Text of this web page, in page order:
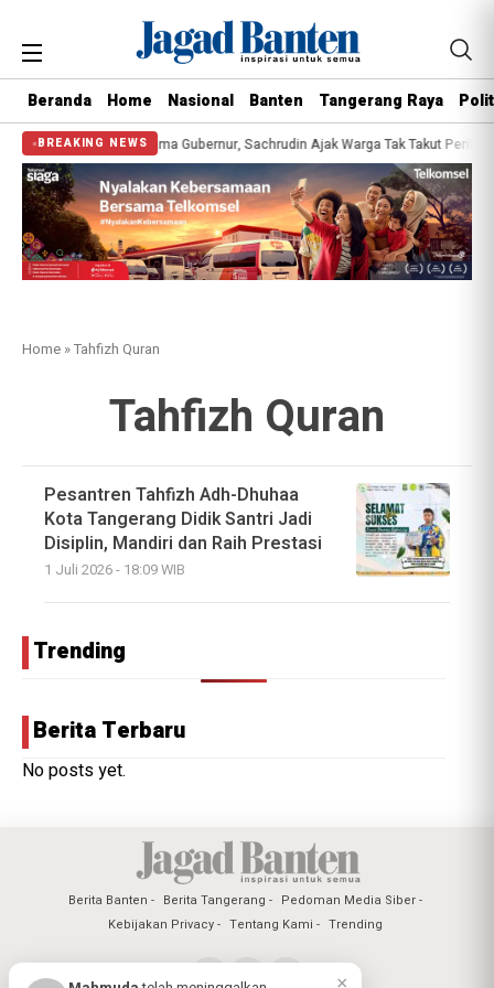
Beranda Home Nasional Banten Tangerang Raya
BREAKING NEWS
Gratis Bersama Gubernur, Sachrudin Ajak Warga Tak Takut Periksa
Home »Tahfizh Quran
Tahfizh Quran
Pesantren Tahfizh Adh-Dhuhaa
Kota Tangerang Didik Santri Jadi
Disiplin, Mandiri dan Raih Prestasi
1 Juli 2026 - 18:09 WIB
Trending
Berita Terbaru
No posts yet.
Berita Banten Berita Tangerang
Pedoman Media Siber
Kebijakan Privacy
Tentang Kami Trending
×